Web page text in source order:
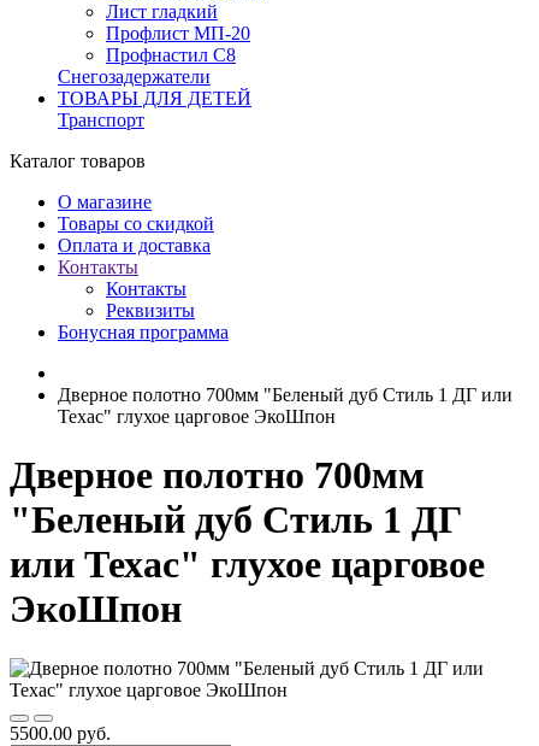
Лист гладкий
Профлист МП-20
Профнастил С8
Снегозадержатели
ТОВАРЫ ДЛЯ ДЕТЕЙ
Транспорт
Каталог товаров
О магазине
Товары со скидкой
Оплата и доставка
Контакты
Контакты
Реквизиты
Бонусная программа
Дверное полотно 700мм "Беленый дуб Стиль 1 ДГ или
Техас" глухое царговое ЭкоШпон
Дверное полотно 700мм
"Беленый дуб Стиль 1 ДГ
или Техас" глухое царговое
ЭкоШпон
5500.00 руб.